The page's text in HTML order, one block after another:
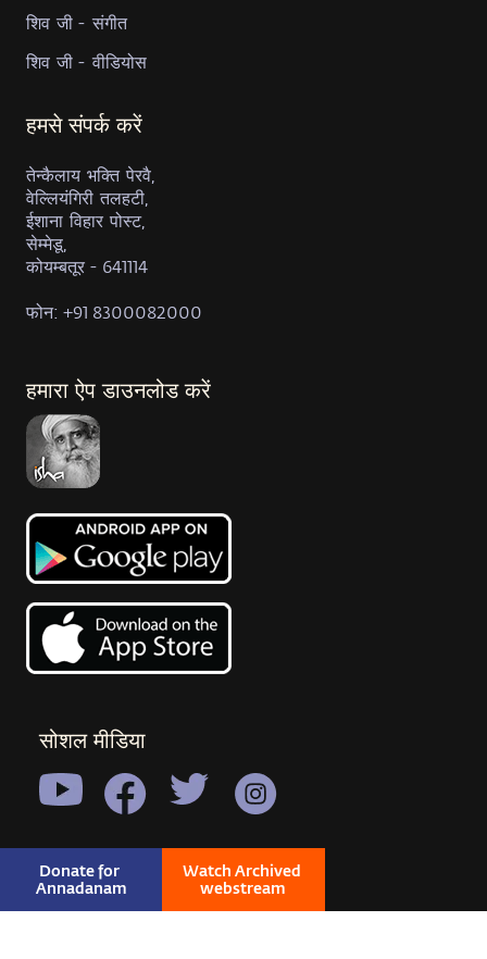
Donate for
Annadanam
Watch Archived
webstream
शिव जी - संगीत
शिव जी - वीडियोस
हमसे संपर्क करें
तेन्कैलाय भक्ति पेरवै,
वेल्लियंगिरी तलहटी,
ईशाना विहार पोस्ट,
सेम्मेडू,
कोयम्बतूर - 641114
फोन: +91 8300082000
हमारा ऐप डाउनलोड करें
सोशल मीडिया